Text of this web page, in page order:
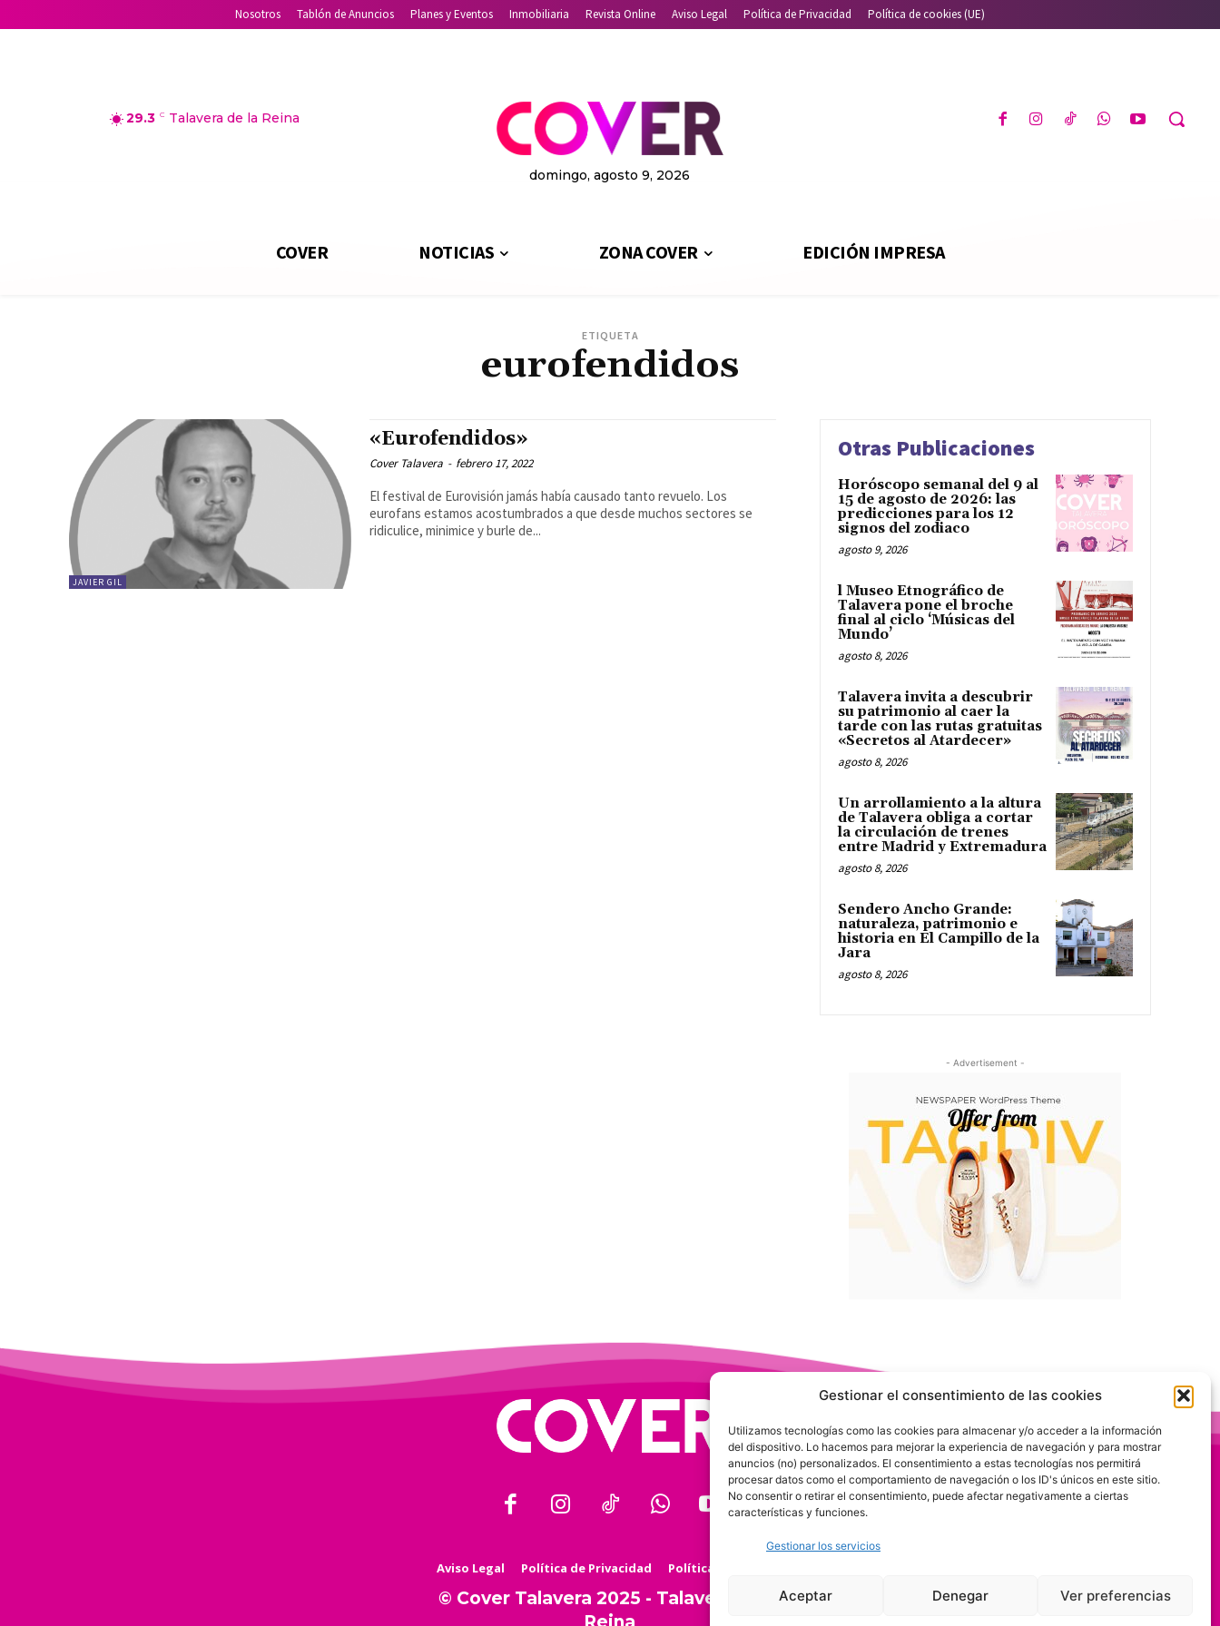
Gestionar el consentimiento de las cookies
Utilizamos tecnologías como las cookies para almacenar y/o acceder a la información
del dispositivo. Lo hacemos para mejorar la experiencia de navegación y para mostrar
anuncios (no) personalizados. El consentimiento a estas tecnologías nos permitirá
procesar datos como el comportamiento de navegación o los ID's únicos en este sitio.
No consentir o retirar el consentimiento, puede afectar negativamente a ciertas
características y funciones.
Gestionar los servicios
Aceptar Denegar Ver preferencias
Nosotros Tablón de Anuncios Planes y Eventos Inmobiliaria Revista Online Aviso Legal Política de Privacidad Política de cookies (UE)
29.3 C Talavera de la Reina
domingo, agosto 9, 2026
COVER NOTICIAS ZONA COVER EDICIÓN IMPRESA
ETIQUETA
eurofendidos
JAVIER GIL
«Eurofendidos»
Cover Talavera - febrero 17, 2022
El festival de Eurovisión jamás había causado tanto revuelo. Los
eurofans estamos acostumbrados a que desde muchos sectores se
ridiculice, minimice y burle de...
Otras Publicaciones
Horóscopo semanal del 9 al
15 de agosto de 2026: las
predicciones para los 12
signos del zodiaco
agosto 9, 2026
l Museo Etnográfico de
Talavera pone el broche
final al ciclo ‘Músicas del
Mundo’
agosto 8, 2026
Talavera invita a descubrir
su patrimonio al caer la
tarde con las rutas gratuitas
«Secretos al Atardecer»
agosto 8, 2026
Un arrollamiento a la altura
de Talavera obliga a cortar
la circulación de trenes
entre Madrid y Extremadura
agosto 8, 2026
Sendero Ancho Grande:
naturaleza, patrimonio e
historia en El Campillo de la
Jara
agosto 8, 2026
- Advertisement -
Aviso Legal Política de Privacidad Política de Cookies
© Cover Talavera 2025 - Talavera de la
Reina